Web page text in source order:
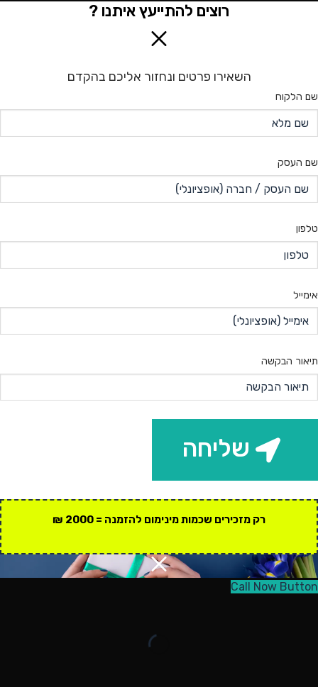
רוצים להתייעץ איתנו ?
השאירו פרטים ונחזור אליכם בהקדם
שם הלקוח
שם העסק
טלפון
אימייל
תיאור הבקשה
שליחה
רק מזכירים שכמות מינימום להזמנה = 2000 ₪
Call Now Button